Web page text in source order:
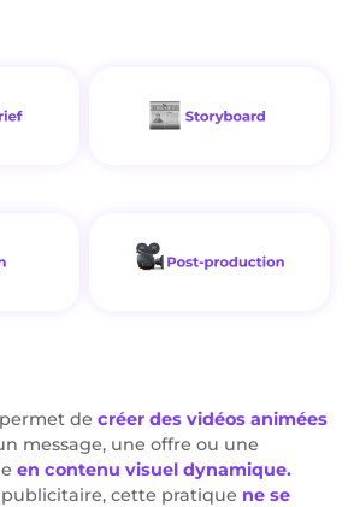
de créer des vidéos animées
message, une offre ou une
en contenu visuel dynamique.
cette pratique ne se